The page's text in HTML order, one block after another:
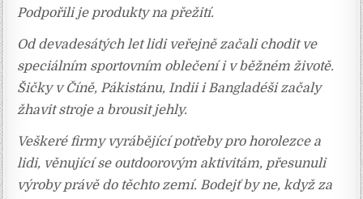
Podpořili je produkty na přežití.
Od devadesátých let lidi veřejně začali chodit ve
speciálním sportovním oblečení i v běžném životě.
Šičky v Číně, Pákistánu, Indii i Bangladéši začaly
žhavit stroje a brousit jehly.
Veškeré firmy vyrábějící potřeby pro horolezce a
lidi, věnující se outdoorovým aktivitám, přesunuli
výroby právě do těchto zemí. Bodejť by ne, když za